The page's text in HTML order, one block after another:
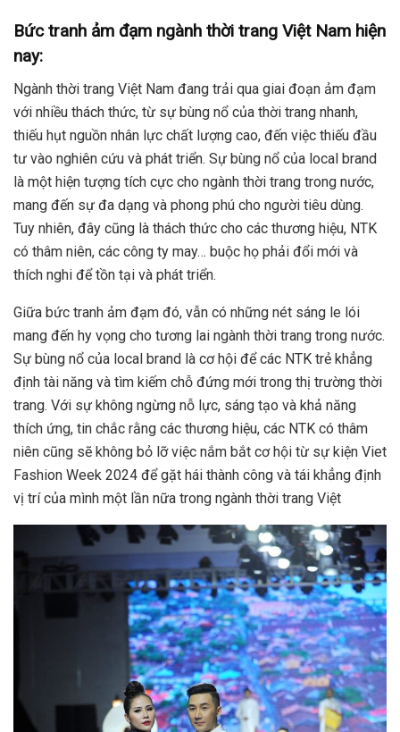
Bức tranh ảm đạm ngành thời trang Việt Nam hiện
nay:
Ngành thời trang Việt Nam đang trải qua giai đoạn ảm đạm
với nhiều thách thức, từ sự bùng nổ của thời trang nhanh,
thiếu hụt nguồn nhân lực chất lượng cao, đến việc thiếu đầu
tư vào nghiên cứu và phát triển. Sự bùng nổ của local brand
là một hiện tượng tích cực cho ngành thời trang trong nước,
mang đến sự đa dạng và phong phú cho người tiêu dùng.
Tuy nhiên, đây cũng là thách thức cho các thương hiệu, NTK
có thâm niên, các công ty may… buộc họ phải đổi mới và
thích nghi để tồn tại và phát triển.
Giữa bức tranh ảm đạm đó, vẫn có những nét sáng le lói
mang đến hy vọng cho tương lai ngành thời trang trong nước.
Sự bùng nổ của local brand là cơ hội để các NTK trẻ khẳng
định tài năng và tìm kiếm chỗ đứng mới trong thị trường thời
trang. Với sự không ngừng nỗ lực, sáng tạo và khả năng
thích ứng, tin chắc rằng các thương hiệu, các NTK có thâm
niên cũng sẽ không bỏ lỡ việc nắm bắt cơ hội từ sự kiện Viet
Fashion Week 2024 để gặt hái thành công và tái khẳng định
vị trí của mình một lần nữa trong ngành thời trang Việt